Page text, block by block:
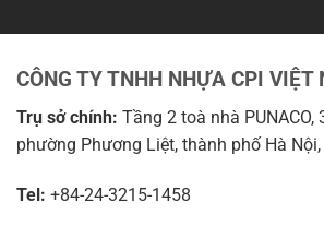
CÔNG TY TNHH NHỰA CPI VIỆT
Trụ sở chính: Tầng 2 toà nhà PUNACO,
phường Phương Liệt, thành phố Hà
Tel: +84-24-3215-1458